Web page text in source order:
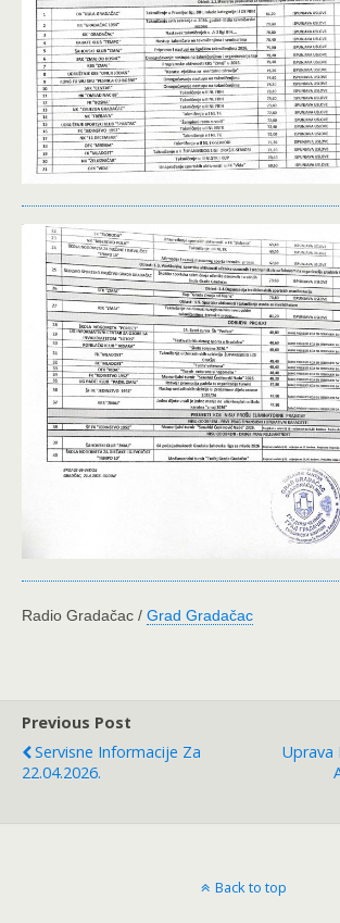
Radio Gradačac / Grad Gradačac
Previous Post
Servisne Informacije Za
22.04.2026.
Uprava
Back to top